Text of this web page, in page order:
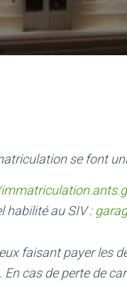
se font
habilité au SIV :
faisant payer les
En cas de perte de